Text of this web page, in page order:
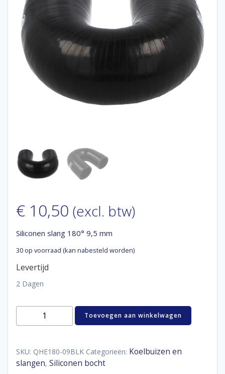
€ 10,50 (excl. btw)
Siliconen slang 180° 9,5 mm
30 op voorraad (kan nabesteld worden)
Levertijd
2 Dagen
Siliconen
mm
aantal
Toevoegen aan winkelwagen
SKU: QHE180-09BLK Categorieën: Koelbuizen en
slangen, Siliconen bocht